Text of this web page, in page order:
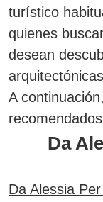
turístico
quienes
desean
A
Da
Da Alessia